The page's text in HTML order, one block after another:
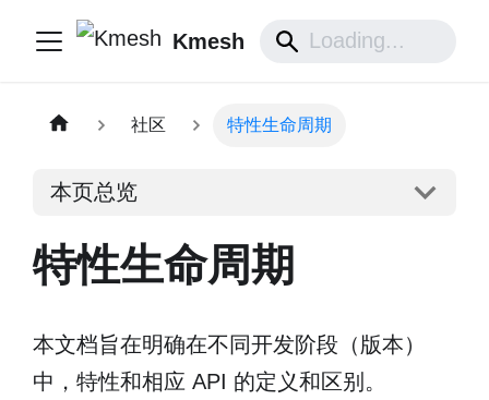
Kmesh
社区 特性生命周期
本页总览
特性生命周期
本文档旨在明确在不同开发阶段（版本）
中，特性和相应 API 的定义和区别。